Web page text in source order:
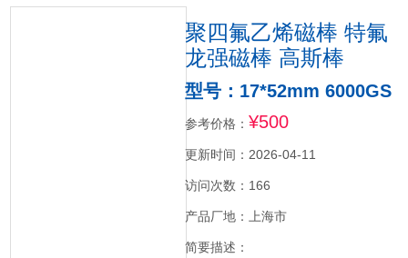
聚四氟乙烯磁棒 特氟
龙强磁棒 高斯棒
型号：17*52mm 6000GS
参考价格： ¥500
更新时间：2026-04-11
访问次数：166
产品厂地：上海市
简要描述：